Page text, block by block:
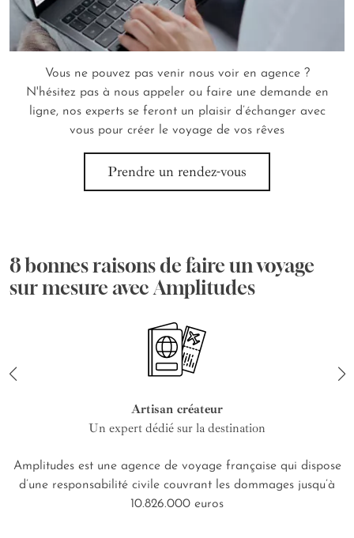
Vous ne pouvez pas venir nous voir en agence ?
N'hésitez pas à nous appeler ou faire une demande en
ligne, nos experts se feront un plaisir d’échanger avec
vous pour créer le voyage de vos rêves
Prendre un rendez-vous
8 bonnes raisons de faire un voyage
sur mesure avec Amplitudes
Artisan créateur
Un expert dédié sur la destination
Amplitudes est une agence de voyage française qui dispose
d’une responsabilité civile couvrant les dommages jusqu’à
10.826.000 euros